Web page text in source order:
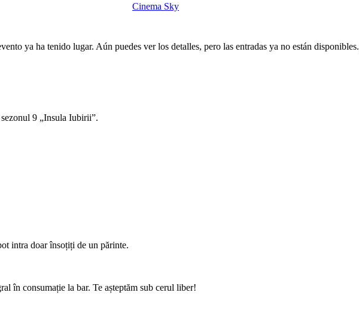
Cinema Sky
ya ha tenido lugar. Aún puedes ver los detalles, pero las entradas ya no están disponibles.
9 „Insula Iubirii”.
intra doar însoțiți de un părinte.
în consumație la bar. Te așteptăm sub cerul liber!